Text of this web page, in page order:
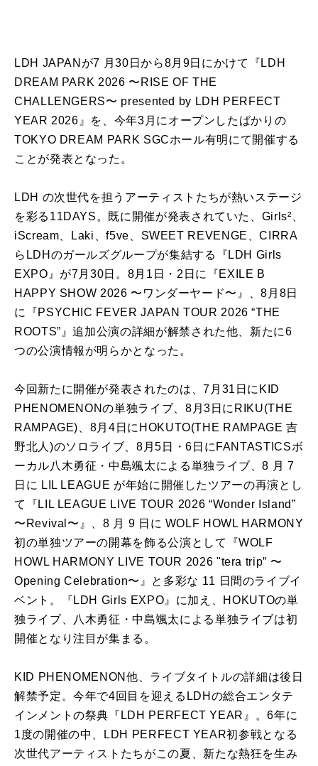
LDH JAPANが7 月30日から8月9日にかけて『LDH
DREAM PARK 2026 〜RISE OF THE
CHALLENGERS〜 presented by LDH PERFECT
YEAR 2026』を、今年3月にオープンしたばかりの
TOKYO DREAM PARK SGCホール有明にて開催する
ことが発表となった。
LDH の次世代を担うアーティストたちが熱いステージ
を彩る11DAYS。既に開催が発表されていた、Girls²、
iScream、Laki、f5ve、SWEET REVENGE、CIRRA
らLDHのガールズグループが集結する『LDH Girls
EXPO』が7月30日。8月1日・2日に『EXILE B
HAPPY SHOW 2026 〜ワンダーヤード〜』、8月8日
に『PSYCHIC FEVER JAPAN TOUR 2026 “THE
ROOTS”』追加公演の詳細が解禁された他、新たに6
つの公演情報が明らかとなった。
今回新たに開催が発表されたのは、7月31日にKID
PHENOMENONの単独ライブ、8月3日にRIKU(THE
RAMPAGE)、8月4日にHOKUTO(THE RAMPAGE 吉
野北人)のソロライブ、8月5日・6日にFANTASTICSボ
ーカル八木勇征・中島颯太による単独ライブ、8 ⽉ 7
⽇に LIL LEAGUE が年始に開催したツアーの再演とし
て『LIL LEAGUE LIVE TOUR 2026 “Wonder Island”
〜Revival〜』、8 ⽉ 9 ⽇に WOLF HOWL HARMONY
初の単独ツアーの開幕を飾る公演として『WOLF
HOWL HARMONY LIVE TOUR 2026 "tera trip” 〜
Opening Celebration〜』と多彩な 11 ⽇間のライブイ
ベント。『LDH Girls EXPO』に加え、HOKUTOの単
独ライブ、八木勇征・中島颯太による単独ライブは初
開催となり注目が集まる。
KID PHENOMENON他、ライブタイトルの詳細は後日
解禁予定。今年で4回目を迎えるLDHの総合エンタテ
インメントの祭典『LDH PERFECT YEAR』。6年に
1度の開催の中、LDH PERFECT YEAR初参戦となる
次世代アーティストたちがこの夏、新たな熱狂を生み